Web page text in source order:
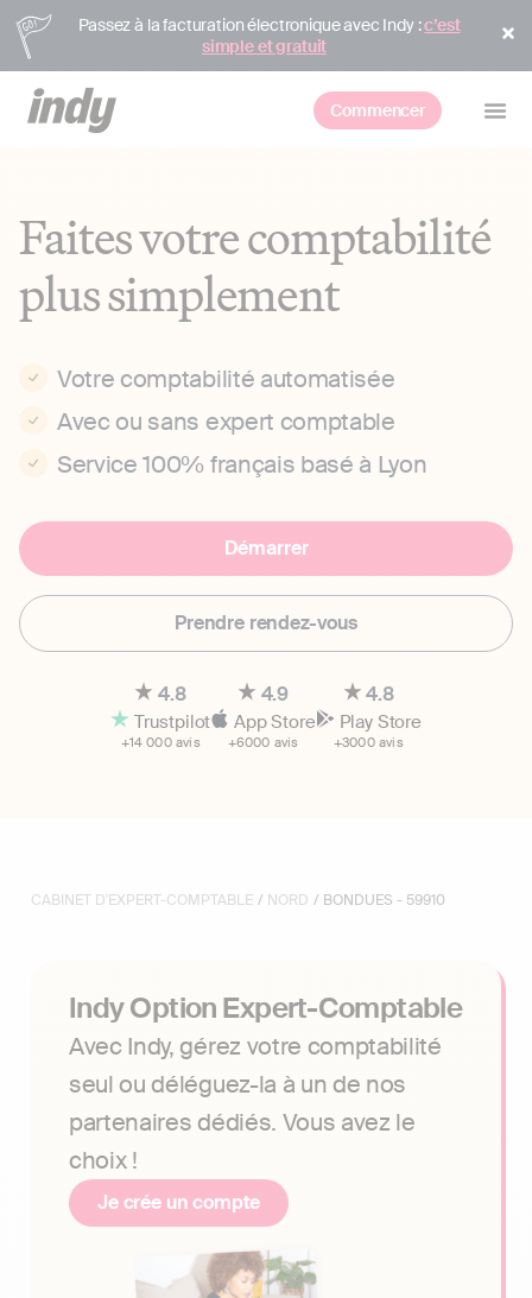
Passez à la facturation électronique avec Indy :c’est
simple et gratuit
Commencer
Faites votre comptabilité
plus simplement
Votre comptabilité automatisée
Avec ou sans expert comptable
Service 100% français basé à Lyon
Démarrer
Prendre rendez-vous
4.8
Trustpilot
+14 000 avis
4.9
App Store
+6000 avis
4.8
Play Store
+3000 avis
CABINET D'EXPERT-COMPTABLE / NORD / BONDUES - 59910
Indy Option Expert-Comptable
Avec Indy, gérez votre comptabilité
seul ou déléguez-la à un de nos
partenaires dédiés. Vous avez le
choix !
Je crée un compte